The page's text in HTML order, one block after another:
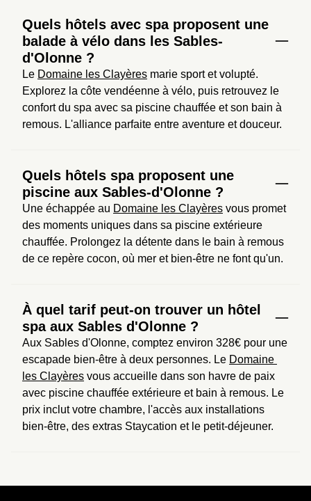
Quels hôtels avec spa proposent une
balade à vélo dans les Sables-
d'Olonne ?
Le Domaine les Clayères marie sport et volupté.
Explorez la côte vendéenne à vélo, puis retrouvez le
confort du spa avec sa piscine chauffée et son bain à
remous. L'alliance parfaite entre aventure et douceur.
Quels hôtels spa proposent une
piscine aux Sables-d'Olonne ?
Une échappée au Domaine les Clayères vous promet
des moments uniques dans sa piscine extérieure
chauffée. Prolongez la détente dans le bain à remous
de ce repère cocon, où mer et bien-être ne font qu'un.
À quel tarif peut-on trouver un hôtel
spa aux Sables d'Olonne ?
Aux Sables d'Olonne, comptez environ 328€ pour une
escapade bien-être à deux personnes. Le Domaine
les Clayères vous accueille dans son havre de paix
avec piscine chauffée extérieure et bain à remous. Le
prix inclut votre chambre, l'accès aux installations
bien-être, des extras Staycation et le petit-déjeuner.